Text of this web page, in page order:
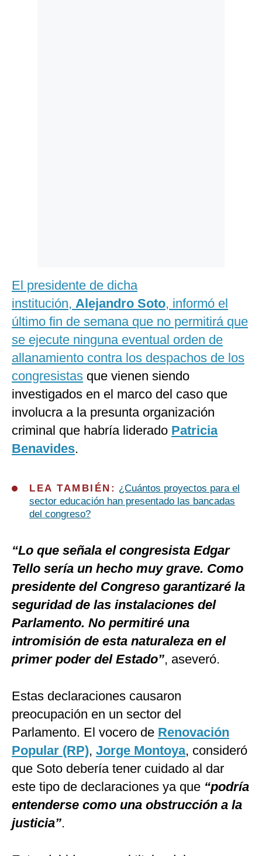
El presidente de dicha
institución, Alejandro Soto, informó el
último fin de semana que no permitirá que
se ejecute ninguna eventual orden de
allanamiento contra los despachos de los
congresistas que vienen siendo
investigados en el marco del caso que
involucra a la presunta organización
criminal que habría liderado Patricia
Benavides.
LEA TAMBIÉN: ¿Cuántos proyectos para el
sector educación han presentado las bancadas
del congreso?
“Lo que señala el congresista Edgar
Tello sería un hecho muy grave. Como
presidente del Congreso garantizaré la
seguridad de las instalaciones del
Parlamento. No permitiré una
intromisión de esta naturaleza en el
primer poder del Estado”, aseveró.
Estas declaraciones causaron
preocupación en un sector del
Parlamento. El vocero de Renovación
Popular (RP), Jorge Montoya, consideró
que Soto debería tener cuidado al dar
este tipo de declaraciones ya que “podría
entenderse como una obstrucción a la
justicia”.